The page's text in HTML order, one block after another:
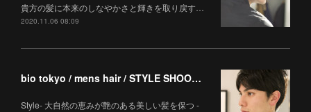
貴方の髪に本来のしなやかさと輝きを取り戻す…
2020.11.06 08:09
bio tokyo / mens hair / STYLE SHOOTING
Style- 大自然の恵みが艶のある美しい髪を保つ -